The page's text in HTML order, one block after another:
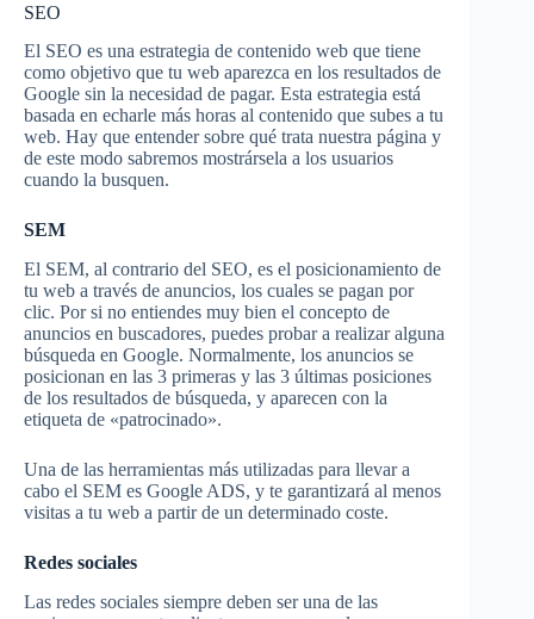
SEO
El SEO es una estrategia de contenido web que tiene
como objetivo que tu web aparezca en los resultados de
Google sin la necesidad de pagar. Esta estrategia está
basada en echarle más horas al contenido que subes a tu
web. Hay que entender sobre qué trata nuestra página y
de este modo sabremos mostrársela a los usuarios
cuando la busquen.
SEM
El SEM, al contrario del SEO, es el posicionamiento de
tu web a través de anuncios, los cuales se pagan por
clic. Por si no entiendes muy bien el concepto de
anuncios en buscadores, puedes probar a realizar alguna
búsqueda en Google. Normalmente, los anuncios se
posicionan en las 3 primeras y las 3 últimas posiciones
de los resultados de búsqueda, y aparecen con la
etiqueta de «patrocinado».
Una de las herramientas más utilizadas para llevar a
cabo el SEM es Google ADS, y te garantizará al menos
visitas a tu web a partir de un determinado coste.
Redes sociales
Las redes sociales siempre deben ser una de las